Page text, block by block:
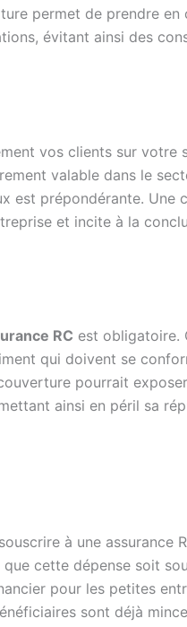
permet de prendre en
évitant ainsi des
vos clients sur votre
valable dans le
est prépondérante. Une
et incite à la
RC est obligatoire.
qui doivent se
pourrait
ainsi en péril sa
à une assurance
que cette dépense soit
pour les petites
sont déjà